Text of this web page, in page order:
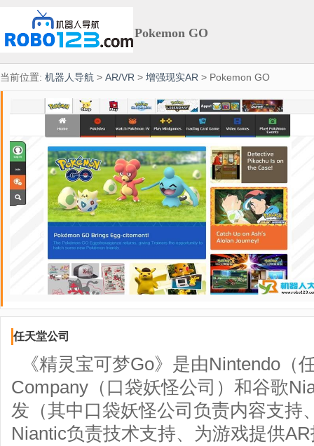
Pokemon GO
当前位置: 机器人导航 > AR/VR > 增强现实AR > Pokemon GO
任天堂公司
《精灵宝可梦Go》是由Nintendo（
Company（口袋妖怪公司）和谷歌
发（其中口袋妖怪公司负责内容支持
Niantic负责技术支持、为游戏提供